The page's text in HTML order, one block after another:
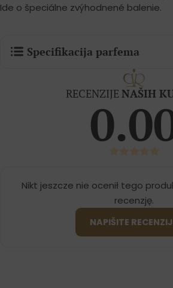
Ide o špeciálne zvýhodnené balenie.
Specifikacija parfema
RECENZIJE NAŠIH
Nikt jeszcze nie ocenił tego
recenzję.
NAPIŠITE